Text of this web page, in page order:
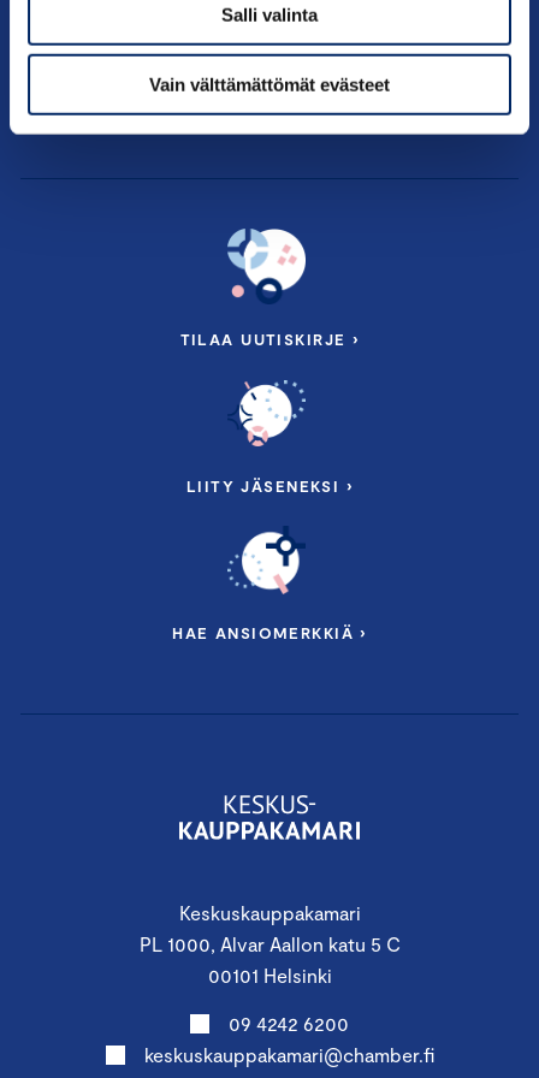
Salli valinta
Vain välttämättömät evästeet
Keskuskauppakamari
PL 1000, Alvar Aallon katu 5 C
00101 Helsinki
09 4242 6200
keskuskauppakamari@chamber.fi
Palvelut
Tietoa meistä
TILAA UUTISKIRJE ›
LIITY JÄSENEKSI ›
HAE ANSIOMERKKIÄ ›